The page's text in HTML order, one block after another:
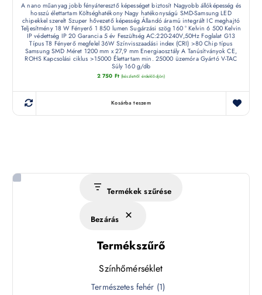
A nano műanyag jobb fényáteresztő képességet biztosít Nagyobb állóképesség és
hosszú élettartam Költséghatékony Nagy hatékonyságú SMD-Samsung LED
chipekkel szerelt Szuper hővezető képesség Állandó áramú integrált IC meghajtó
Teljesítmény 18 W Fényerő 1 850 lumen Sugárzási szög 160 ° Kelvin 6 500 Kelvin
IP védettség IP 20 Garancia 5 év Feszültség AC:220-240V,50Hz Foglalat G13
Típus T8 Fényerő megfelel 36W Színvisszaadási index (CRI) >80 Chip típus
Samsung SMD Méret 1200 mm x 27,9 mm Energiaosztály A Tanúsítványok CE,
ROHS Kapcsolási ciklus >15000 Élettartam min. 25000 üzemóra Gyártó V-TAC
Súly 160 g/db
2 750 Ft (készletről érdeklődjön)
Kosárba teszem
Termékek szűrése
Bezárás
Termékszűrő
Színhőmérséklet
Természetes fehér (1)